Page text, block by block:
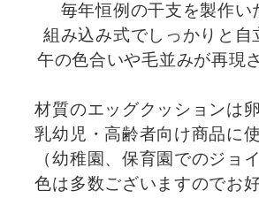
毎年恒例の干支を製作い
組み込み式でしっかりと自
午の色合いや毛並みが再現
材質のエッグクッション
乳幼児・高齢者向け商品に
（幼稚園、保育園でのジョ